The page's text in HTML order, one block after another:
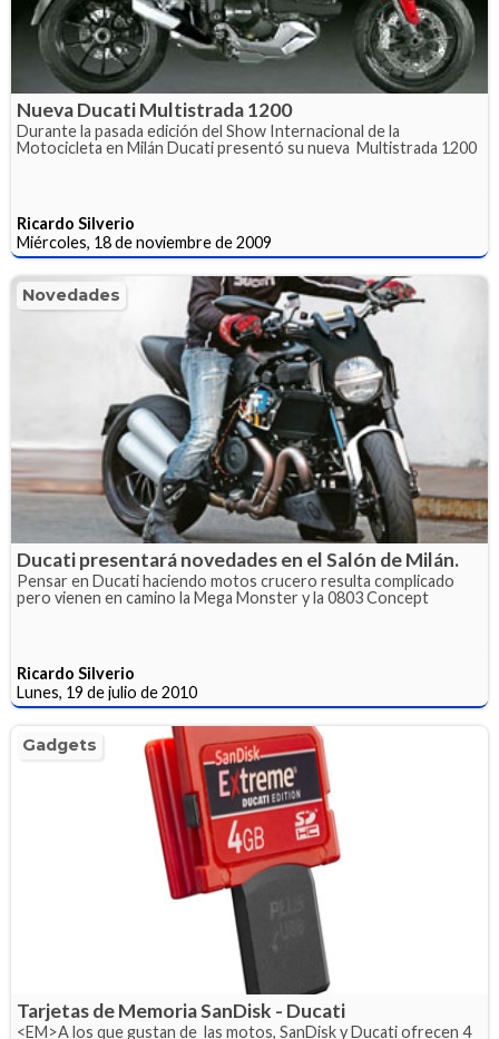
Nueva Ducati Multistrada 1200
Durante la pasada edición del Show Internacional de la
Motocicleta en Milán Ducati presentó su nueva Multistrada 1200
Ricardo Silverio
Miércoles, 18 de noviembre de 2009
Novedades
Ducati presentará novedades en el Salón de Milán.
Pensar en Ducati haciendo motos crucero resulta complicado
pero vienen en camino la Mega Monster y la 0803 Concept
Ricardo Silverio
Lunes, 19 de julio de 2010
Gadgets
Tarjetas de Memoria SanDisk - Ducati
<EM>A los que gustan de las motos, SanDisk y Ducati ofrecen 4